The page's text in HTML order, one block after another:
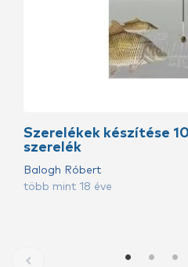
Szerelékek készítése
szerelék
Balogh Róbert
több mint 18 éve